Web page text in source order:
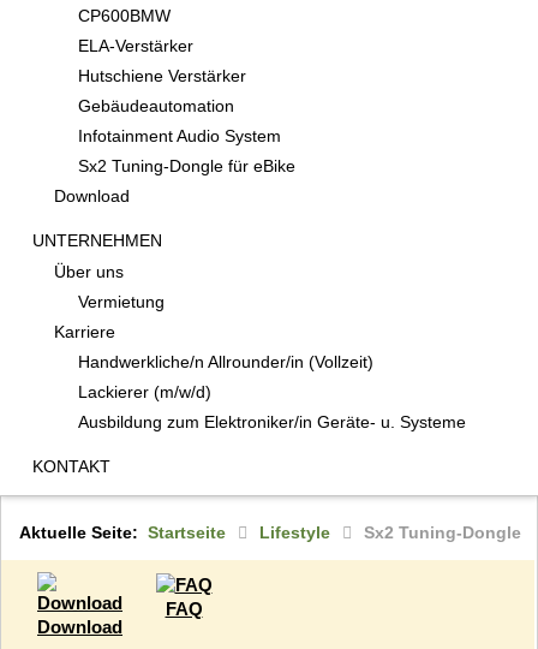
CP600BMW
ELA-Verstärker
Hutschiene Verstärker
Gebäudeautomation
Infotainment Audio System
Sx2 Tuning-Dongle für eBike
Download
UNTERNEHMEN
Über uns
Vermietung
Karriere
Handwerkliche/n Allrounder/in (Vollzeit)
Lackierer (m/w/d)
Ausbildung zum Elektroniker/in Geräte- u. Systeme
KONTAKT
Aktuelle Seite: Startseite Lifestyle Sx2 Tuning-Dongle
Download
FAQ